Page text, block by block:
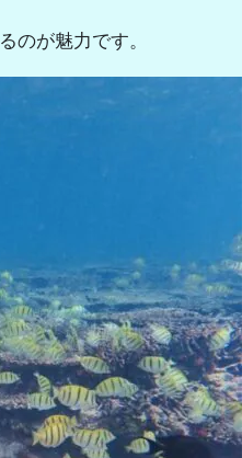
のが魅力です。